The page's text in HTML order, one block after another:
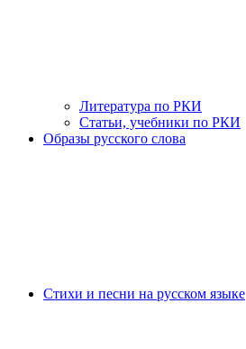
Литература по РКИ
Статьи, учебники по РКИ
Образы русского слова
Стихи и песни на русском языке